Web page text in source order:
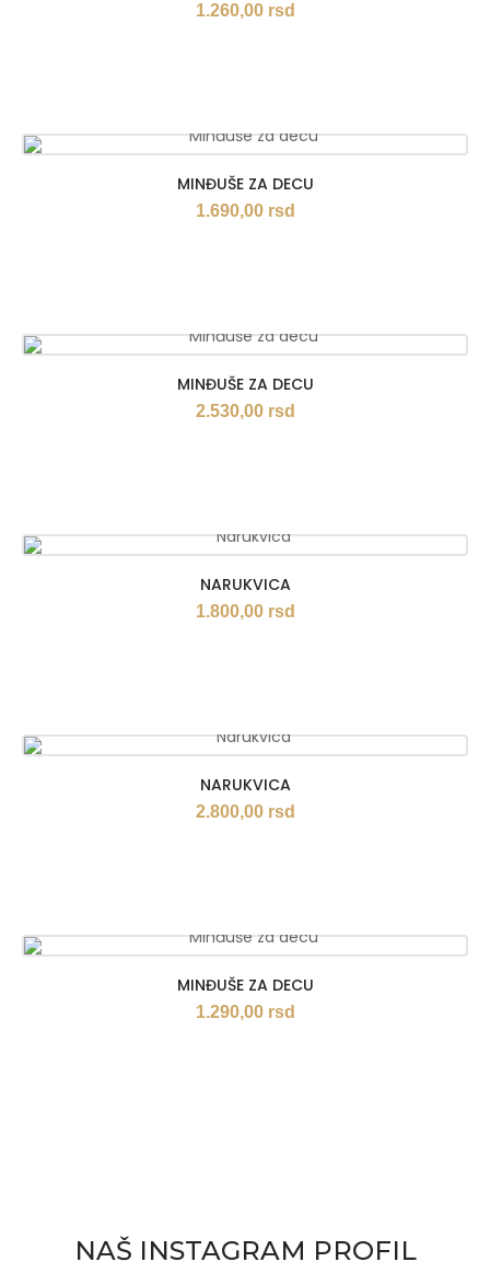
1.260,00 rsd
MINĐUŠE ZA DECU
1.690,00 rsd
MINĐUŠE ZA DECU
2.530,00 rsd
NARUKVICA
1.800,00 rsd
NARUKVICA
2.800,00 rsd
MINĐUŠE ZA DECU
1.290,00 rsd
NAŠ INSTAGRAM PROFIL